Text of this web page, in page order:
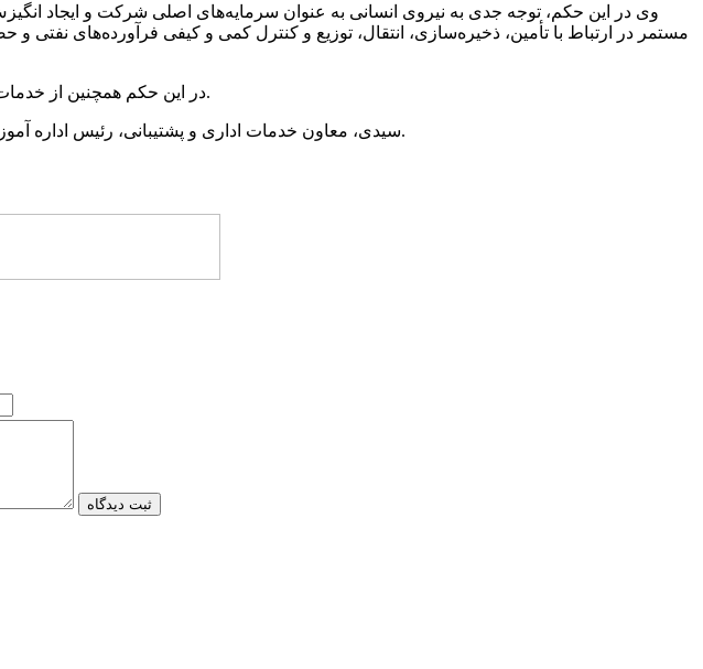
وی در این حکم، توجه جدی به نیروی انسانی به عنوان سرمایه‌های اصلی شرکت و ایجاد
مستمر در ارتباط با تأمین، ذخیره‌سازی، انتقال، توزیع و کنترل کمی و کیفی فرآورده‌های نفتی
در این حکم همچنین از خدمات ارزنده “سید حجت مدنی” مدیر قبلی شرکت ملی پخش فرآورده های نفتی منطقه اردبیل قدردانی شده است.
سیدی، معاون خدمات اداری و پشتیبانی، رئیس اداره آموزش و تجهیز نیروی انسانی و مدیریت بحران شرکت ملی پخش فرآورده های نفتی ایران را در سوابق کاری دارد.